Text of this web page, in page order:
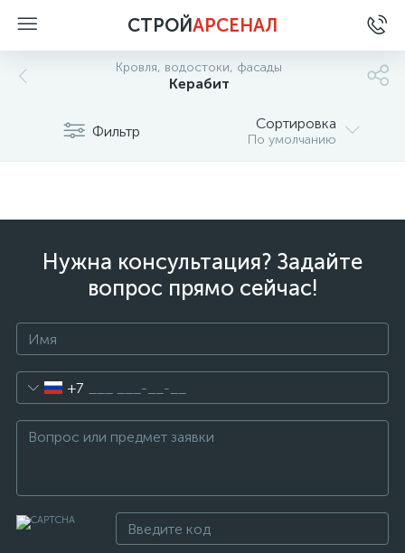
СТРОЙАРСЕНАЛ
Кровля, водостоки, фасады
Керабит
Фильтр Сортировка
По умолчанию
Нужна консультация? Задайте
вопрос прямо сейчас!
+7